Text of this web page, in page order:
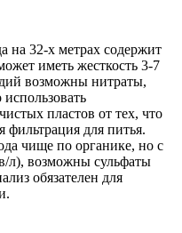
на 32-х метрах содержит
иметь жесткость 3-7
возможны нитраты,
пластов от тех, что
фильтрация для питья.
чище по органике, но с
л), возможны сульфаты
обязателен для